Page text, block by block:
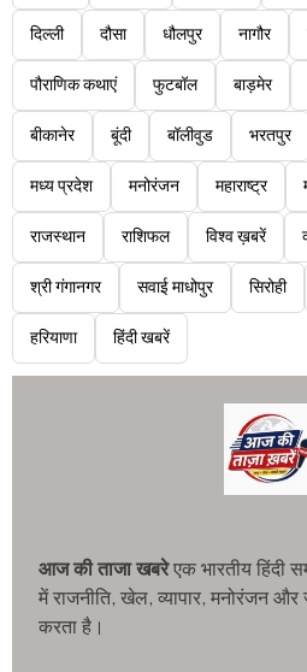
दिल्ली दौसा धौलपुर नागौर
पौराणिक कथाएं फुटबॉल बाड़मेर
बीकानेर बूंदी बॉलीवुड भरतपुर
मध्य प्रदेश मनोरंजन महाराष्ट्र
राजस्थान राशिफल विश्व ख़बरें
श्री गंगानगर सवाई माधोपुर सिरोही
हरियाणा हिंदी खबरें
आज की ताजा खबरेएक भारतीय हिंदी
में राजनीति, खेल, व्यापार, मनोरंजन और
करता है।